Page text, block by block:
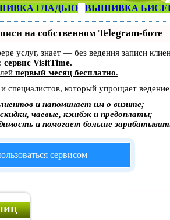
ГЛАДЬЮ ВЫШИВКА
на собственном Telegram-боте
услуг, знает — без ведения записи
сервис VisitTime.
первый месяц бесплатно.
специалистов, который упрощает ведение
и напоминает им о визите;
чаевые, кэшбэк и предоплаты;
и помогает больше
сервисом